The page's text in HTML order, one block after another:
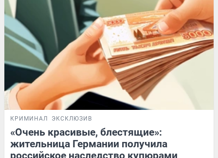
КРИМИНАЛ ЭКСКЛЮЗИВ
«Очень красивые, блестящие»:
жительница Германии получила
российское наследство купюрами